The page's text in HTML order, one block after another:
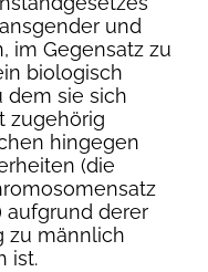
und
im Gegensatz zu
biologisch
dem sie sich
zugehörig
hingegen
(die
aufgrund derer
zu männlich
ist.